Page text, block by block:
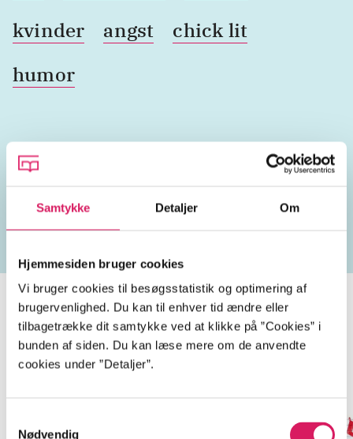
Samtykke Detaljer Om
Hjemmesiden bruger cookies
Vi bruger cookies til besøgsstatistik og optimering af
brugervenlighed. Du kan til enhver tid ændre eller
tilbagetrække dit samtykke ved at klikke på ”Cookies” i
bunden af siden. Du kan læse mere om de anvendte
cookies under ”Detaljer”.
Nødvendig
kvinder
angst
chick lit
humor
Lignende emneord
erotik parforhold seksualliv seksualitet
PS. Trænger til flødeskum